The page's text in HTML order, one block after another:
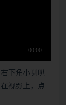
下角小喇叭
视频上，点